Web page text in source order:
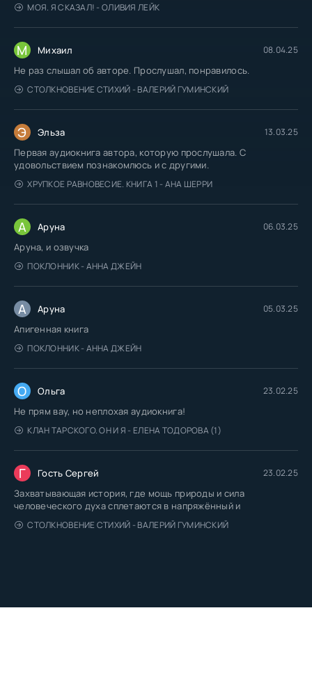
МОЯ. Я СКАЗАЛ! - ОЛИВИЯ ЛЕЙК
М Михаил 08.04.25
Не раз слышал об авторе. Прослушал, понравилось.
СТОЛКНОВЕНИЕ СТИХИЙ - ВАЛЕРИЙ ГУМИНСКИЙ
Э Эльза 13.03.25
Первая аудиокнига автора, которую прослушала. С
удовольствием познакомлюсь и с другими.
ХРУПКОЕ РАВНОВЕСИЕ. КНИГА 1 - АНА ШЕРРИ
А Аруна 06.03.25
Аруна, и озвучка
ПОКЛОННИК - АННА ДЖЕЙН
А Аруна 05.03.25
Апигенная книга
ПОКЛОННИК - АННА ДЖЕЙН
О Ольга 23.02.25
Не прям вау, но неплохая аудиокнига!
КЛАН ТАРСКОГО. ОН И Я - ЕЛЕНА ТОДОРОВА (1)
Г Гость Сергей 23.02.25
Захватывающая история, где мощь природы и сила
человеческого духа сплетаются в напряжённый и
СТОЛКНОВЕНИЕ СТИХИЙ - ВАЛЕРИЙ ГУМИНСКИЙ